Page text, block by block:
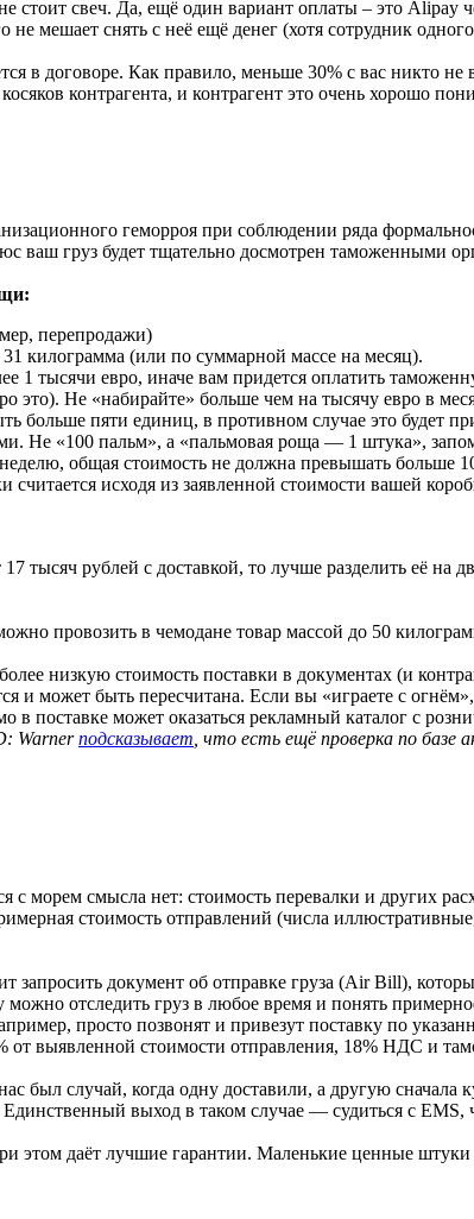
стоит свеч. Да, ещё один вариант оплаты – это
мешает снять с неё ещё денег (хотя сотрудник
в договоре. Как правило, меньше 30% с вас никто
контрагента, и контрагент это очень хорошо
геморроя при соблюдении ряда
ваш груз будет тщательно досмотрен таможенными
перепродажи)
килограмма (или по суммарной массе на месяц).
1 тысячи евро, иначе вам придется оплатить
это). Не «набирайте» больше чем на тысячу евро в
больше пяти единиц, в противном случае это будет
Не «100 пальм», а «пальмовая роща — 1 штука»,
общая стоимость не должна превышать больше
исходя из заявленной стоимости вашей
тысяч рублей с доставкой, то лучше разделить её на
провозить в чемодане товар массой до 50
низкую стоимость поставки в документах (и
и может быть пересчитана. Если вы «играете с
в поставке может оказаться рекламный каталог с
Warnerподсказывает , что есть ещё проверка по
морем смысла нет: стоимость перевалки и других
стоимость отправлений (числа
запросить документ об отправке груза (Air Bill),
отследить груз в любое время и понять
просто позвонят и привезут поставку по
от выявленной стоимости отправления, 18% НДС и
был случай, когда одну доставили, а другую сначала
выход в таком случае — судиться с EMS,
даёт лучшие гарантии. Маленькие ценные штуки